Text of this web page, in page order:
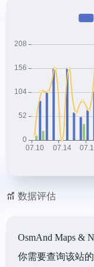
数据评估
OsmAnd Maps &
你需要查询该站